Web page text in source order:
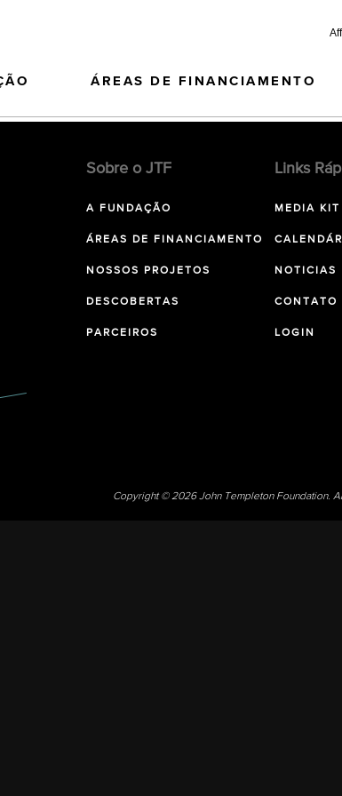
ÁREAS DE FINANCIAMENTO
Sobre o JTF
A FUNDAÇÃO
ÁREAS DE FINANCIAMENTO
NOSSOS PROJETOS
DESCOBERTAS
PARCEIROS
Links
MEDIA KIT
NOTICIAS
CONTATO
LOGIN
Copyright © 2026 John Templeton Foundation.